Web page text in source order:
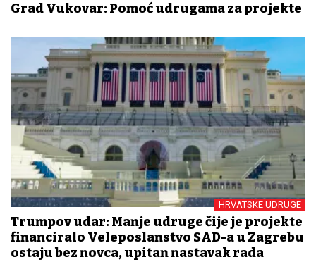
Grad Vukovar: Pomoć udrugama za projekte
HRVATSKE UDRUGE
Trumpov udar: Manje udruge čije je projekte
financiralo Veleposlanstvo SAD-a u Zagrebu
ostaju bez novca, upitan nastavak rada